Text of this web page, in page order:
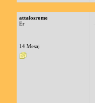
attalosrome
Er
14 Mesaj